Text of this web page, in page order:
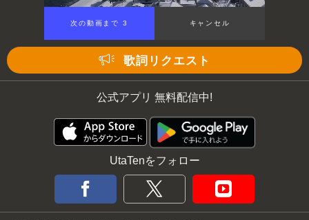
次の動画まで 3 キャンセル
歌詞リクエスト
公式アプリ 無料配信中!
UtaTenをフォロー